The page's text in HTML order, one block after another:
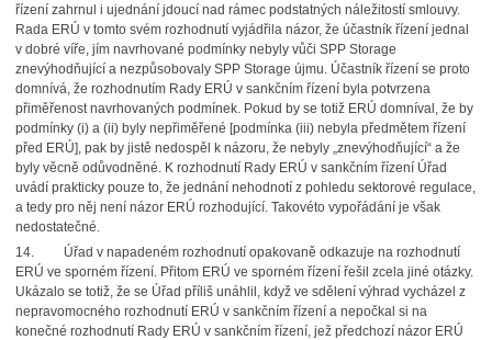
řízení zahrnul i ujednání jdoucí nad rámec podstatných náležitostí smlouvy.
Rada ERÚ v tomto svém rozhodnutí vyjádřila názor, že účastník řízení jednal
v dobré víře, jím navrhované podmínky nebyly vůči SPP Storage
znevýhodňující a nezpůsobovaly SPP Storage újmu. Účastník řízení se proto
domnívá, že rozhodnutím Rady ERÚ v sankčním řízení byla potvrzena
přiměřenost navrhovaných podmínek. Pokud by se totiž ERÚ domníval, že by
podmínky (i) a (ii) byly nepřiměřené [podmínka (iii) nebyla předmětem řízení
před ERÚ], pak by jistě nedospěl k názoru, že nebyly „znevýhodňující“ a že
byly věcně odůvodněné. K rozhodnutí Rady ERÚ v sankčním řízení Úřad
uvádí prakticky pouze to, že jednání nehodnotí z pohledu sektorové regulace,
a tedy pro něj není názor ERÚ rozhodující. Takovéto vypořádání je však
nedostatečné.
14. Úřad v napadeném rozhodnutí opakovaně odkazuje na rozhodnutí
ERÚ ve sporném řízení. Přitom ERÚ ve sporném řízení řešil zcela jiné otázky.
Ukázalo se totiž, že se Úřad příliš unáhlil, když ve sdělení výhrad vycházel z
nepravomocného rozhodnutí ERÚ v sankčním řízení a nepočkal si na
konečné rozhodnutí Rady ERÚ v sankčním řízení, jež předchozí názor ERÚ